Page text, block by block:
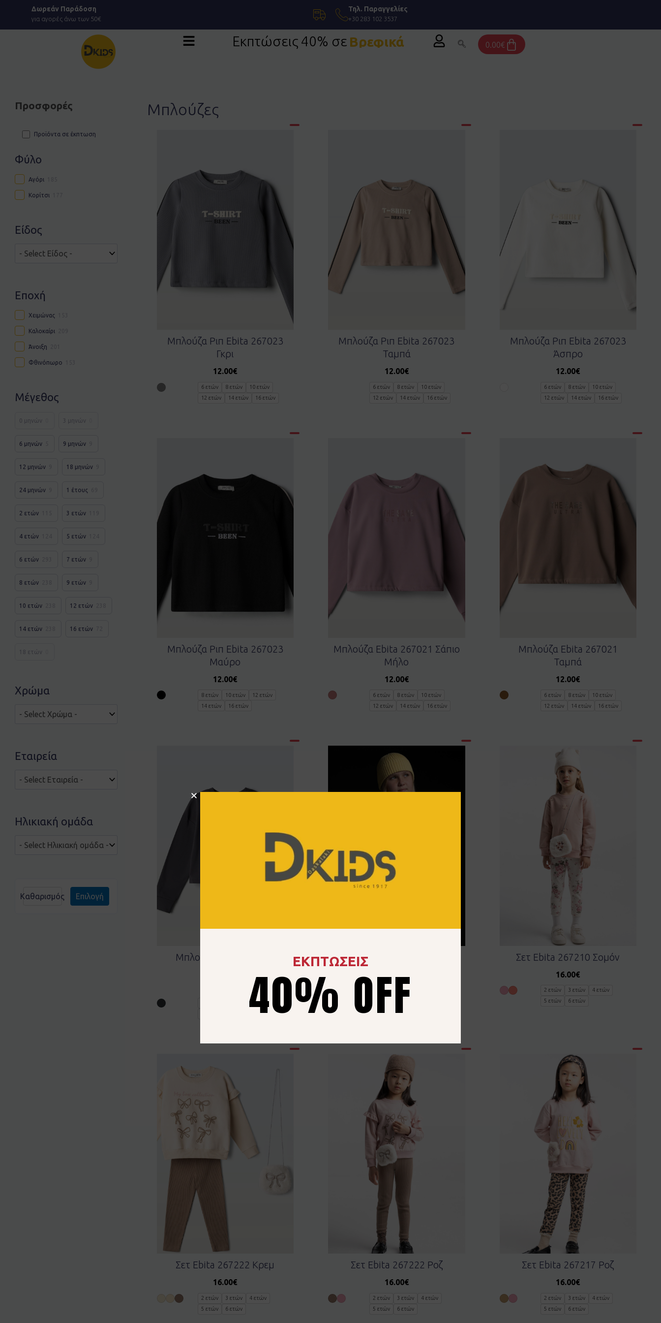
Μετάβαση
περιεχόμενο
Δωρεάν Παράδοση
για αγορές άνω των 50€
Τηλ. Παραγγελίες
+30 283 102 3537
Εκπτώσεις 40% σε 0.00€Cart
Προσφορές
Προϊόντα σε έκπτωση
Φύλο
Αγόρι
Κορίτσι
Είδος
Εποχή
Χειμώνας
Καλοκαίρι
Άνοιξη
Φθινόπωρο
Μέγεθος
0 μηνών 3 μηνών
6 μηνών 9 μηνών
12 μηνών 18 μηνών
24 μηνών 1 έτους
2 ετών 3 ετών
4 ετών 5 ετών
6 ετών 7 ετών
8 ετών 9 ετών
10 ετών 12 ετών
14 ετών 16 ετών
18 ετών
Χρώμα
Εταιρεία
Ηλικιακή ομάδα
Επιλογή
Καθαρισμός
Μπλούζες
Μπλούζα Ριπ Ebita 267023
Γκρι
12.00€
6 ετών 8 ετών
10 ετών
12 ετών
14 ετών 16 ετών
Μπλούζα Ριπ Ebita 267023
Ταμπά
12.00€
6 ετών 8 ετών
10 ετών
12 ετών
14 ετών 16 ετών
Μπλούζα Ριπ Ebita 267023
Άσπρο
12.00€
6 ετών 8 ετών
10 ετών
12 ετών
14 ετών 16 ετών
Μπλούζα Ριπ Ebita 267023
Μαύρο
12.00€
8 ετών 10 ετών
12 ετών
14 ετών
16 ετών
Μπλούζα Ebita 267021 Σάπιο
Μήλο
12.00€
6 ετών 8 ετών
10 ετών
12 ετών
14 ετών 16 ετών
Μπλούζα Ebita 267021
Ταμπά
12.00€
6 ετών 8 ετών
10 ετών
12 ετών
14 ετών 16 ετών
Μπλούζα Ebita 267021
10 ετών
16 ετών
Σετ Ebita 267015 Γκρι
6 ετών 8 ετών
Σετ Ebita 267210 Σομόν
16.00€
2 ετών 3 ετών
4 ετών
5 ετών
6 ετών
Σετ Ebita 267222 Κρεμ
16.00€
2 ετών 3 ετών
4 ετών
5 ετών
6 ετών
Σετ Ebita 267222 Ροζ
16.00€
2 ετών 3 ετών
4 ετών
5 ετών
6 ετών
Σετ Ebita 267217 Ροζ
16.00€
2 ετών 3 ετών
4 ετών
5 ετών
6 ετών
ΕΚΠΤΩΣΕΙΣ
40% OFF